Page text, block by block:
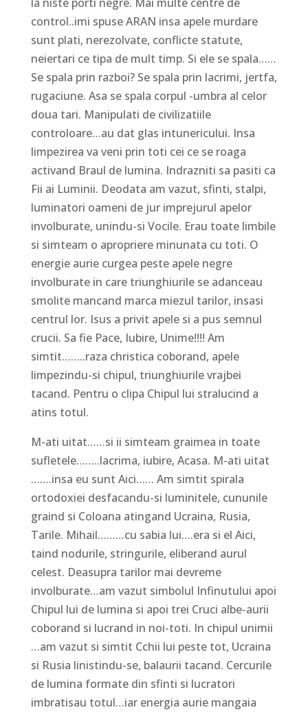
la niste porti negre. Mai multe centre de
control..imi spuse ARAN insa apele murdare
sunt plati, nerezolvate, conflicte statute,
neiertari ce tipa de mult timp. Si ele se spala……
Se spala prin razboi? Se spala prin lacrimi, jertfa,
rugaciune. Asa se spala corpul -umbra al celor
doua tari. Manipulati de civilizatiile
controloare…au dat glas intunericului. Insa
limpezirea va veni prin toti cei ce se roaga
activand Braul de lumina. Indrazniti sa pasiti ca
Fii ai Luminii. Deodata am vazut, sfinti, stalpi,
luminatori oameni de jur imprejurul apelor
involburate, unindu-si Vocile. Erau toate limbile
si simteam o apropriere minunata cu toti. O
energie aurie curgea peste apele negre
involburate in care triunghiurile se adanceau
smolite mancand marca miezul tarilor, insasi
centrul lor. Isus a privit apele si a pus semnul
crucii. Sa fie Pace, Iubire, Unime!!!! Am
simtit……..raza christica coborand, apele
limpezindu-si chipul, triunghiurile vrajbei
tacand. Pentru o clipa Chipul lui stralucind a
atins totul.
M-ati uitat……si ii simteam graimea in toate
sufletele……..lacrima, iubire, Acasa. M-ati uitat
…….insa eu sunt Aici…… Am simtit spirala
ortodoxiei desfacandu-si luminitele, cununile
graind si Coloana atingand Ucraina, Rusia,
Tarile. Mihail………cu sabia lui….era si el Aici,
taind nodurile, stringurile, eliberand aurul
celest. Deasupra tarilor mai devreme
involburate…am vazut simbolul Infinutului apoi
Chipul lui de lumina si apoi trei Cruci albe-aurii
coborand si lucrand in noi-toti. In chipul unimii
…am vazut si simtit Cchii lui peste tot, Ucraina
si Rusia linistindu-se, balaurii tacand. Cercurile
de lumina formate din sfinti si lucratori
imbratisau totul…iar energia aurie mangaia